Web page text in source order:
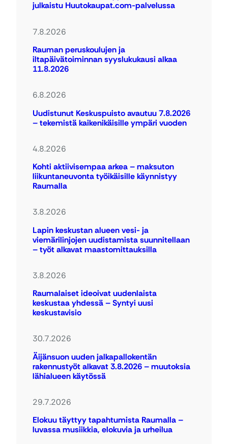
julkaistu Huutokaupat.com-palvelussa
7.8.2026
Rauman peruskoulujen ja
iltapäivätoiminnan syyslukukausi alkaa
11.8.2026
6.8.2026
Uudistunut Keskuspuisto avautuu 7.8.2026
– tekemistä kaikenikäisille ympäri vuoden
4.8.2026
Kohti aktiivisempaa arkea – maksuton
liikuntaneuvonta työikäisille käynnistyy
Raumalla
3.8.2026
Lapin keskustan alueen vesi- ja
viemärilinjojen uudistamista suunnitellaan
– työt alkavat maastomittauksilla
3.8.2026
Raumalaiset ideoivat uudenlaista
keskustaa yhdessä – Syntyi uusi
keskustavisio
30.7.2026
Äijänsuon uuden jalkapallokentän
rakennustyöt alkavat 3.8.2026 – muutoksia
lähialueen käytössä
29.7.2026
Elokuu täyttyy tapahtumista Raumalla –
luvassa musiikkia, elokuvia ja urheilua